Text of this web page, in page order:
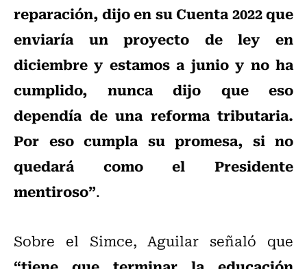
reparación, dijo en su Cuenta 2022 que
enviaría un proyecto de ley en
diciembre y estamos a junio y no ha
cumplido, nunca dijo que eso
dependía de una reforma tributaria.
Por eso cumpla su promesa, si no
quedará como el Presidente
mentiroso”.
Sobre el Simce, Aguilar señaló que